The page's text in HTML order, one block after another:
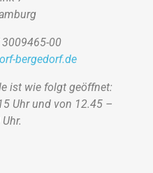
00
bergedorf.de
ist wie folgt geöffnet:
Uhr und von 12.45 –